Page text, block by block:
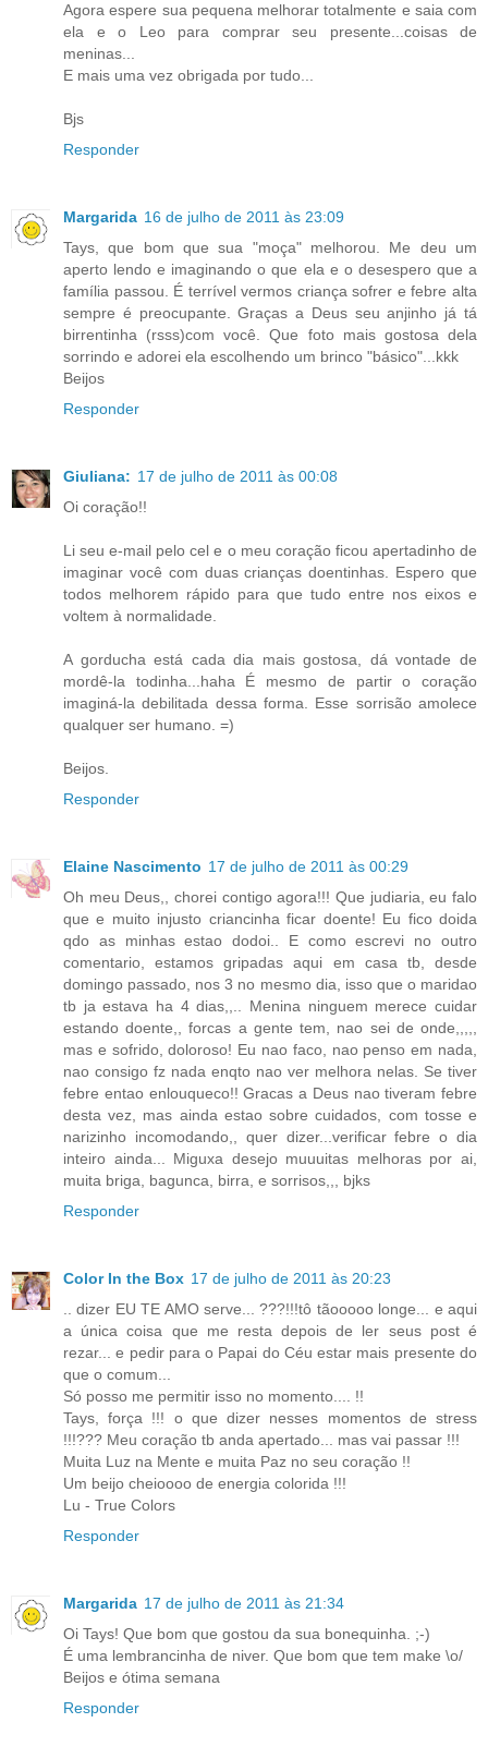
Agora espere sua pequena melhorar totalmente e saia com
ela e o Leo para comprar seu presente...coisas de
meninas...
E mais uma vez obrigada por tudo...
Bjs
Responder
Margarida 16 de julho de 2011 às 23:09
Tays, que bom que sua "moça" melhorou. Me deu um
aperto lendo e imaginando o que ela e o desespero que a
família passou. É terrível vermos criança sofrer e febre alta
sempre é preocupante. Graças a Deus seu anjinho já tá
birrentinha (rsss)com você. Que foto mais gostosa dela
sorrindo e adorei ela escolhendo um brinco "básico"...kkk
Beijos
Responder
Giuliana: 17 de julho de 2011 às 00:08
Oi coração!!
Li seu e-mail pelo cel e o meu coração ficou apertadinho de
imaginar você com duas crianças doentinhas. Espero que
todos melhorem rápido para que tudo entre nos eixos e
voltem à normalidade.
A gorducha está cada dia mais gostosa, dá vontade de
mordê-la todinha...haha É mesmo de partir o coração
imaginá-la debilitada dessa forma. Esse sorrisão amolece
qualquer ser humano. =)
Beijos.
Responder
Elaine Nascimento 17 de julho de 2011 às 00:29
Oh meu Deus,, chorei contigo agora!!! Que judiaria, eu falo
que e muito injusto criancinha ficar doente! Eu fico doida
qdo as minhas estao dodoi.. E como escrevi no outro
comentario, estamos gripadas aqui em casa tb, desde
domingo passado, nos 3 no mesmo dia, isso que o maridao
tb ja estava ha 4 dias,,.. Menina ninguem merece cuidar
estando doente,, forcas a gente tem, nao sei de onde,,,,,
mas e sofrido, doloroso! Eu nao faco, nao penso em nada,
nao consigo fz nada enqto nao ver melhora nelas. Se tiver
febre entao enlouqueco!! Gracas a Deus nao tiveram febre
desta vez, mas ainda estao sobre cuidados, com tosse e
narizinho incomodando,, quer dizer...verificar febre o dia
inteiro ainda... Miguxa desejo muuuitas melhoras por ai,
muita briga, bagunca, birra, e sorrisos,,, bjks
Responder
Color In the Box 17 de julho de 2011 às 20:23
.. dizer EU TE AMO serve... ???!!!tô tãooooo longe... e aqui
a única coisa que me resta depois de ler seus post é
rezar... e pedir para o Papai do Céu estar mais presente do
que o comum...
Só posso me permitir isso no momento.... !!
Tays, força !!! o que dizer nesses momentos de stress
!!!??? Meu coração tb anda apertado... mas vai passar !!!
Muita Luz na Mente e muita Paz no seu coração !!
Um beijo cheioooo de energia colorida !!!
Lu - True Colors
Responder
Margarida 17 de julho de 2011 às 21:34
Oi Tays! Que bom que gostou da sua bonequinha. ;-)
É uma lembrancinha de niver. Que bom que tem make \o/
Beijos e ótima semana
Responder